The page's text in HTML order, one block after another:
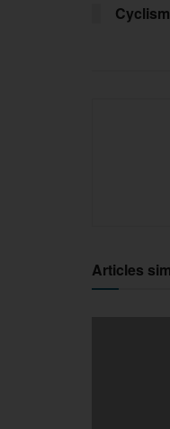
Articles